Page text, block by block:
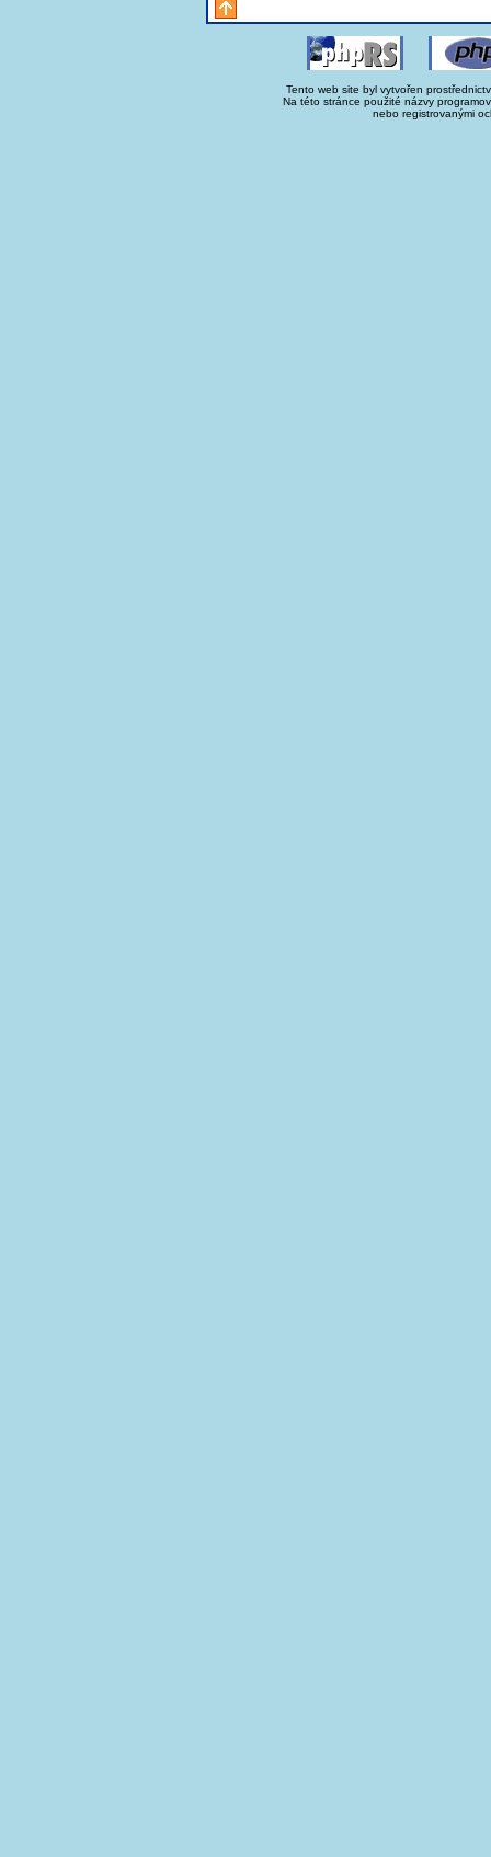
Tento web site byl vytvořen
Na této stránce použité názvy
nebo registrovanými